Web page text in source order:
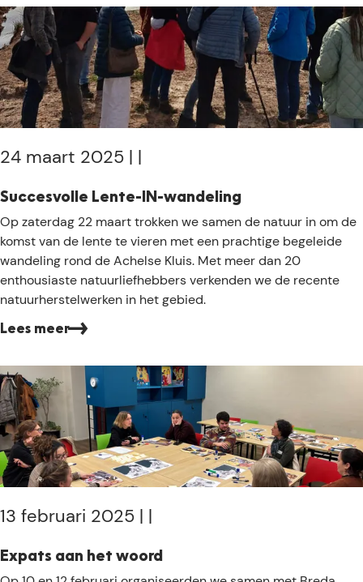
H
a
p
j
e
i
e
w
e
r
!
Succesvolle Lente-IN-wandeling
24 maart 2025 | |
S
u
c
c
e
v
l
l
e
L
e
n
e
I
Op zaterdag 22 maart trokken we samen de natuur in om de
komst van de lente te vieren met een prachtige begeleide
wandeling rond de Achelse Kluis. Met meer dan 20
enthousiaste natuurliefhebbers verkenden we de recente
natuurherstelwerken in het gebied.
Lees meer
Expats aan het woord
13 februari 2025 | |